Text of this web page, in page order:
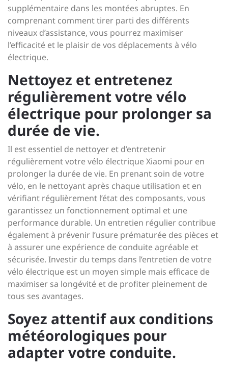
supplémentaire dans les montées abruptes. En
comprenant comment tirer parti des différents
niveaux d’assistance, vous pourrez maximiser
l’efficacité et le plaisir de vos déplacements à vélo
électrique.
Nettoyez et entretenez
régulièrement votre vélo
électrique pour prolonger sa
durée de vie.
Il est essentiel de nettoyer et d’entretenir
régulièrement votre vélo électrique Xiaomi pour en
prolonger la durée de vie. En prenant soin de votre
vélo, en le nettoyant après chaque utilisation et en
vérifiant régulièrement l’état des composants, vous
garantissez un fonctionnement optimal et une
performance durable. Un entretien régulier contribue
également à prévenir l’usure prématurée des pièces et
à assurer une expérience de conduite agréable et
sécurisée. Investir du temps dans l’entretien de votre
vélo électrique est un moyen simple mais efficace de
maximiser sa longévité et de profiter pleinement de
tous ses avantages.
Soyez attentif aux conditions
météorologiques pour
adapter votre conduite.